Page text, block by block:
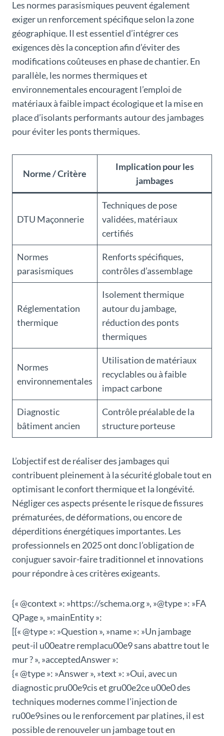
Les normes parasismiques peuvent également
exiger un renforcement spécifique selon la zone
géographique. Il est essentiel d’intégrer ces
exigences dès la conception afin d’éviter des
modifications coûteuses en phase de chantier. En
parallèle, les normes thermiques et
environnementales encouragent l’emploi de
matériaux à faible impact écologique et la mise en
place d’isolants performants autour des jambages
pour éviter les ponts thermiques.
Norme / Critère
Implication pour les
jambages
DTU Maçonnerie
Techniques de pose
validées, matériaux
certifiés
Normes
parasismiques
Renforts spécifiques,
contrôles d’assemblage
Réglementation
thermique
Isolement thermique
autour du jambage,
réduction des ponts
thermiques
Normes
environnementales
Utilisation de matériaux
recyclables ou à faible
impact carbone
Diagnostic
bâtiment ancien
Contrôle préalable de la
structure porteuse
L’objectif est de réaliser des jambages qui
contribuent pleinement à la sécurité globale tout en
optimisant le confort thermique et la longévité.
Négliger ces aspects présente le risque de fissures
prématurées, de déformations, ou encore de
déperditions énergétiques importantes. Les
professionnels en 2025 ont donc l’obligation de
conjuguer savoir-faire traditionnel et innovations
pour répondre à ces critères exigeants.
{« @context »: »https://schema.org », »@type »: »FA
QPage », »mainEntity »:
[{« @type »: »Question », »name »: »Un jambage
peut-il u00eatre remplacu00e9 sans abattre tout le
mur ? », »acceptedAnswer »:
{« @type »: »Answer », »text »: »Oui, avec un
diagnostic pru00e9cis et gru00e2ce u00e0 des
techniques modernes comme l’injection de
ru00e9sines ou le renforcement par platines, il est
possible de renouveler un jambage tout en